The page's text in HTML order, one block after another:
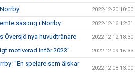
2022-12-20 10:00
säsong i Norrby 2022-12-16 12:31
Översjö nya huvudtränare 2022-12-12 18:30
motiverad inför 2023" 2022-12-09 16:33
"En spelare som älskar
2022-12-08 13:00